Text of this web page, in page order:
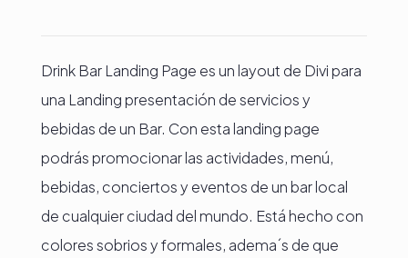
Drink Bar Landing Page es un layout de Divi para
una Landing presentación de servicios y
bebidas de un Bar. Con esta landing page
podrás promocionar las actividades, menú,
bebidas, conciertos y eventos de un bar local
de cualquier ciudad del mundo. Está hecho con
colores sobrios y formales, adema´s de que